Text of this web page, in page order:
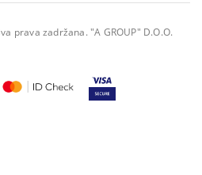
prava zadržana. "A GROUP" D.O.O.